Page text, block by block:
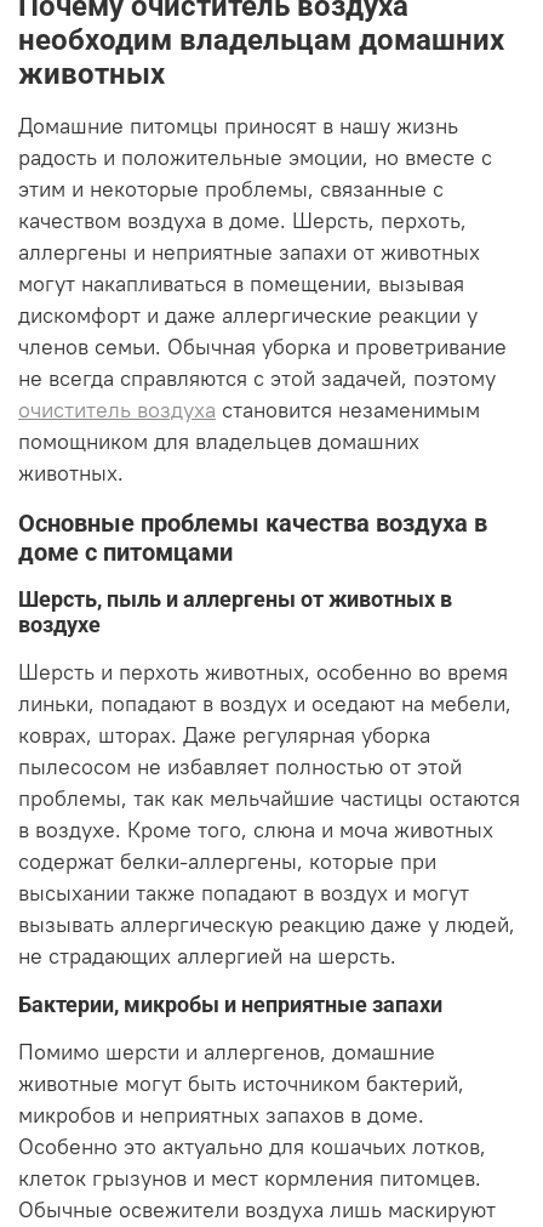
необходим владельцам домашних
животных
Домашние питомцы приносят в нашу жизнь
радость и положительные эмоции, но вместе с
этим и некоторые проблемы, связанные с
качеством воздуха в доме. Шерсть, перхоть,
аллергены и неприятные запахи от животных
могут накапливаться в помещении, вызывая
дискомфорт и даже аллергические реакции у
членов семьи. Обычная уборка и проветривание
не всегда справляются с этой задачей, поэтому
очиститель воздуха становится незаменимым
помощником для владельцев домашних
животных.
Основные проблемы качества воздуха в
доме с питомцами
Шерсть, пыль и аллергены от животных в
воздухе
Шерсть и перхоть животных, особенно во время
линьки, попадают в воздух и оседают на мебели,
коврах, шторах. Даже регулярная уборка
пылесосом не избавляет полностью от этой
проблемы, так как мельчайшие частицы остаются
в воздухе. Кроме того, слюна и моча животных
содержат белки-аллергены, которые при
высыхании также попадают в воздух и могут
вызывать аллергическую реакцию даже у людей,
не страдающих аллергией на шерсть.
Бактерии, микробы и неприятные запахи
Помимо шерсти и аллергенов, домашние
животные могут быть источником бактерий,
микробов и неприятных запахов в доме.
Особенно это актуально для кошачьих лотков,
клеток грызунов и мест кормления питомцев.
Обычные освежители воздуха лишь маскируют